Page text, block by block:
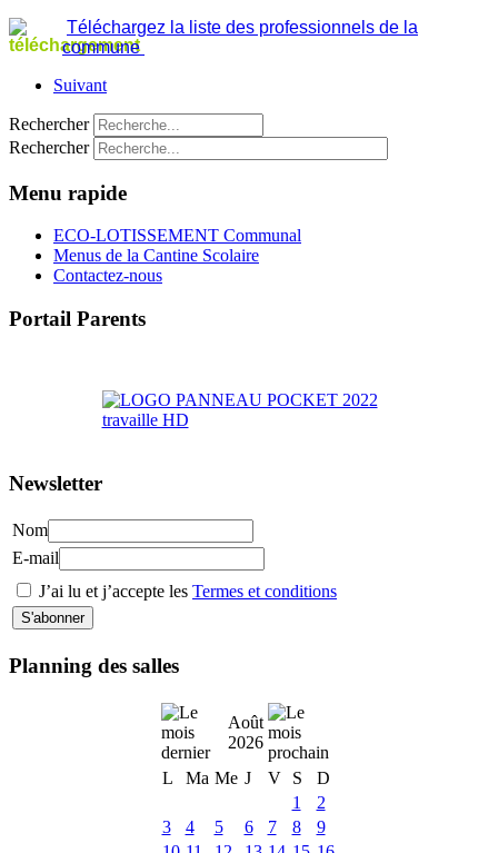
Téléchargez la liste des professionnels de la
commune
Suivant
Rechercher
Rechercher
Menu rapide
ECO-LOTISSEMENT Communal
Menus de la Cantine Scolaire
Contactez-nous
Portail Parents
Newsletter
Nom
E-mail
J’ai lu et j’accepte les Termes et conditions
Planning des salles
Août
2026
L
Ma Me J V S
D
1
2
3
4 5 6 7 8
9